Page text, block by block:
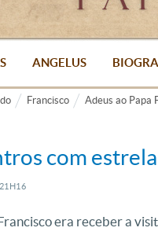
ANGELUS
Francisco Adeus ao Papa
com
era receber a